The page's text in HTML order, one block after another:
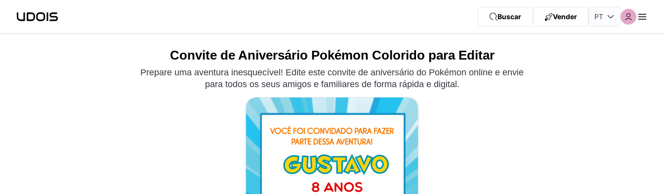
Buscar Vender
Convite de Aniversário Pokémon Colorido para Editar
Prepare uma aventura inesquecível! Edite este convite de aniversário do Pokémon online e envie
para todos os seus amigos e familiares de forma rápida e digital.